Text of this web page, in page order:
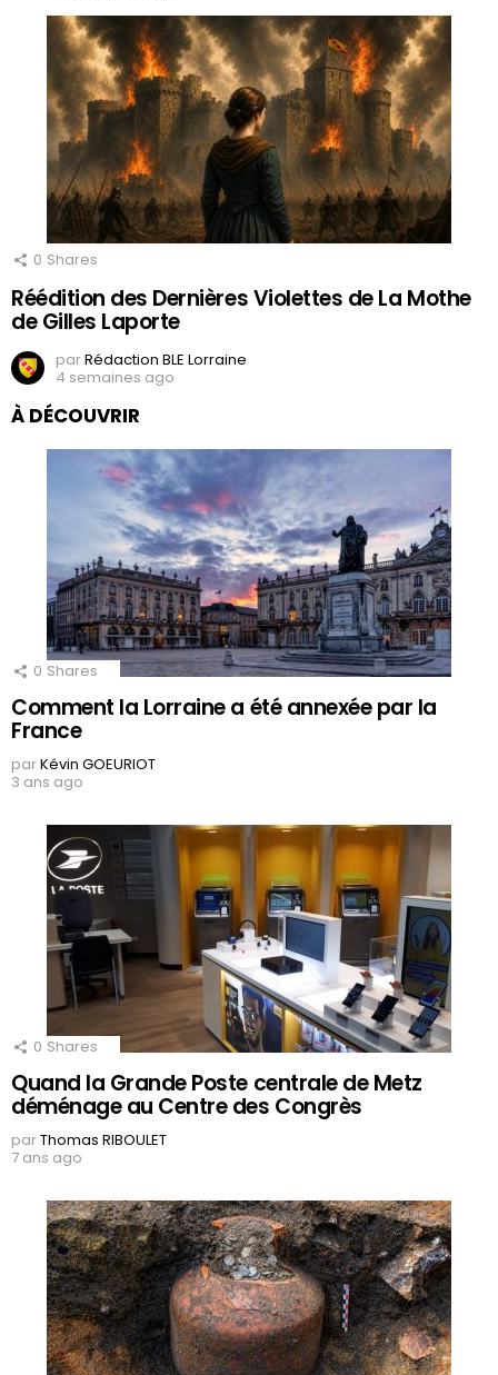
0 Shares
Réédition des Dernières Violettes de La Mothe
de Gilles Laporte
parRédaction BLE Lorraine
4 semaines ago
À DÉCOUVRIR
0 Shares
Comment la Lorraine a été annexée par la
France
parKévin GOEURIOT
3 ans ago
0 Shares
Quand la Grande Poste centrale de Metz
déménage au Centre des Congrès
parThomas RIBOULET
7 ans ago